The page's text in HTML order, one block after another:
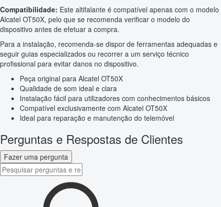
Compatibilidade: Este altifalante é compatível apenas com o modelo
Alcatel OT50X, pelo que se recomenda verificar o modelo do
dispositivo antes de efetuar a compra.
Para a instalação, recomenda-se dispor de ferramentas adequadas e
seguir guias especializados ou recorrer a um serviço técnico
profissional para evitar danos no dispositivo.
Peça original para Alcatel OT50X
Qualidade de som ideal e clara
Instalação fácil para utilizadores com conhecimentos básicos
Compatível exclusivamente com Alcatel OT50X
Ideal para reparação e manutenção do telemóvel
Perguntas e Respostas de Clientes
Fazer uma pergunta